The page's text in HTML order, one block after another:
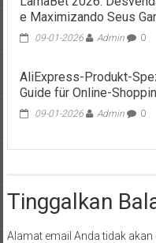
e Maximizando Seus
09-01-2026 Admin 0
AliExpress-Produkt-
Guide für Online-
09-01-2026 Admin 0
Tinggalkan
Alamat email Anda tidak akan